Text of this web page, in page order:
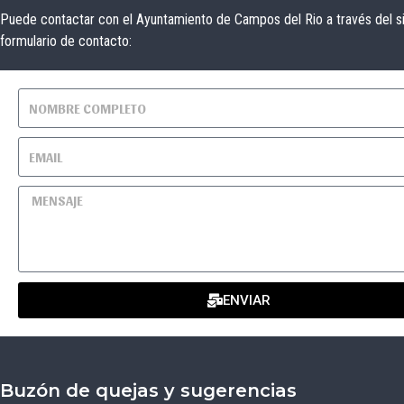
Puede contactar con el Ayuntamiento de Campos del Rio a través del
formulario de contacto:
ENVIAR
Buzón de quejas y sugerencias